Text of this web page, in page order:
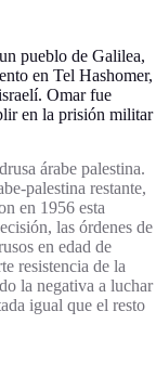
pueblo de Galilea,
en Tel Hashomer,
Omar fue
en la prisión militar
árabe palestina.
palestina restante,
en 1956 esta
las órdenes de
en edad de
resistencia de la
la negativa a luchar
igual que el resto